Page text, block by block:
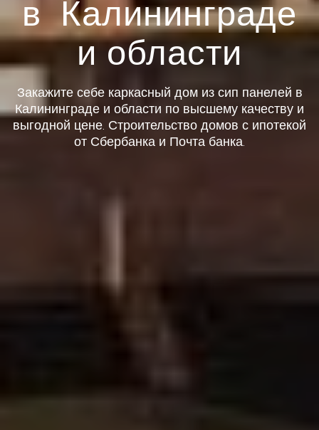
в Калининграде
и области
Закажите себе каркасный дом из сип панелей в
Калининграде и области по высшему качеству и
выгодной цене. Строительство домов с ипотекой
от Сбербанка и Почта банка.